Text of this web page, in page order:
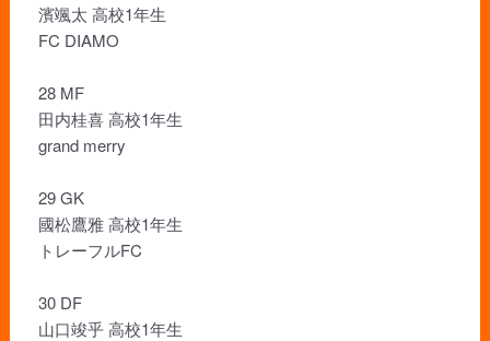
濱颯太 高校1年生
FC DIAMO
28 MF
田内桂喜 高校1年生
grand merry
29 GK
國松鷹雅 高校1年生
トレーフルFC
30 DF
山口竣乎 高校1年生